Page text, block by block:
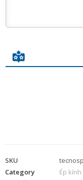
SKU
Category
Ép